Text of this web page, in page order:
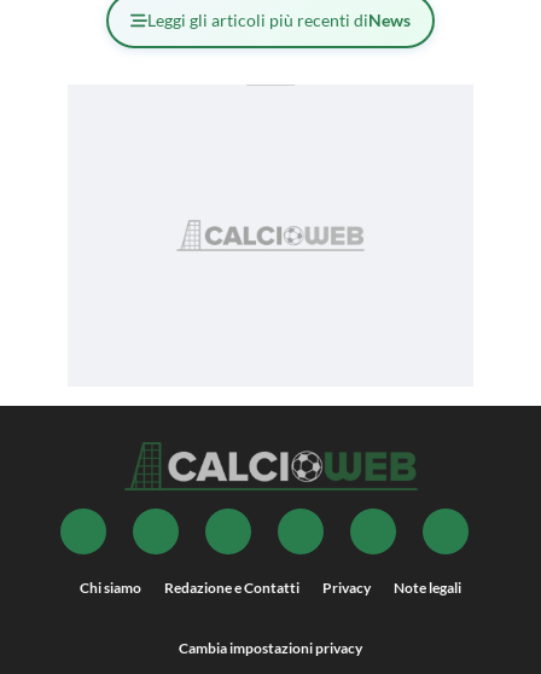
Leggi gli articoli più recenti diNews
Chi siamo Redazione e Contatti Privacy Note legali
Cambia impostazioni privacy